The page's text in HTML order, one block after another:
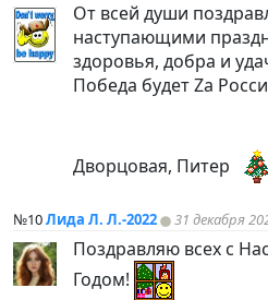
От всей души
наступающими
здоровья, добра и
Победа будет Za
Дворцовая, Питер
№10Лида Л. Л.-2022 31 декабря
Поздравляю всех с
Годом!